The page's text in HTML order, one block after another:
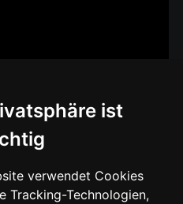
ist
verwendet Cookies
Tracking-Technologien,